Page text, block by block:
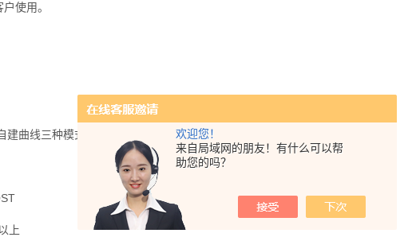
欢迎您！
来自局域网的朋友！有什么可以帮
助您的吗？
使用。
曲线三种模式
上